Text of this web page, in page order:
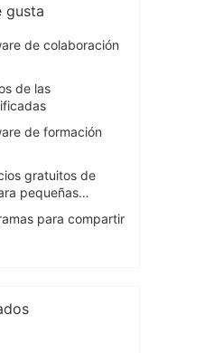
gusta
de colaboración
de las
de formación
gratuitos de
pequeñas
para compartir